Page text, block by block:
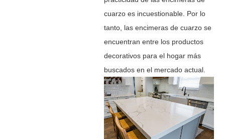
cuarzo es incuestionable. Por lo
tanto, las encimeras de cuarzo se
encuentran entre los productos
decorativos para el hogar más
buscados en el mercado actual.